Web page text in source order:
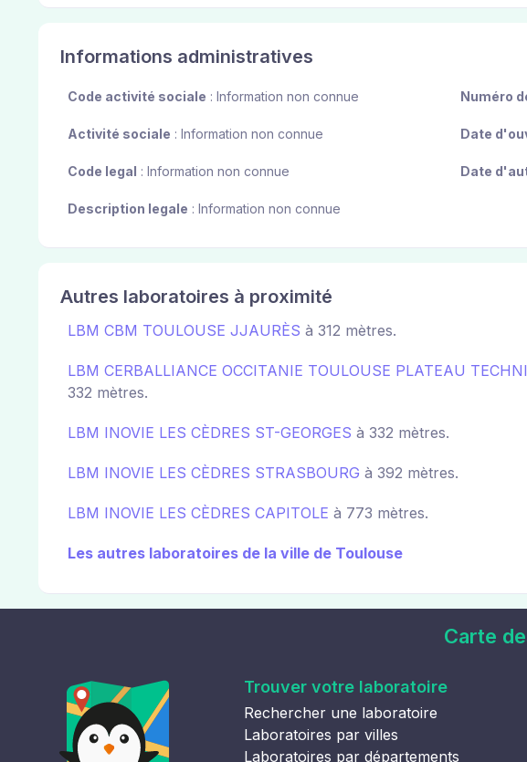
Informations administratives
Code activité sociale : Information non connue
Activité sociale : Information non connue
Code legal : Information non connue
Description legale : Information non connue
Numéro
Date
Date
Autres laboratoires à proximité
LBM CBM TOULOUSE JJAURÈS à 312 mètres.
LBM CERBALLIANCE OCCITANIE TOULOUSE PLATEAU
332 mètres.
LBM INOVIE LES CÈDRES ST-GEORGES à 332 mètres.
LBM INOVIE LES CÈDRES STRASBOURG à 392 mètres.
LBM INOVIE LES CÈDRES CAPITOLE à 773 mètres.
Les autres laboratoires de la ville de Toulouse
Carte
Trouver votre laboratoire
Rechercher une laboratoire
Laboratoires par villes
Laboratoires par départements